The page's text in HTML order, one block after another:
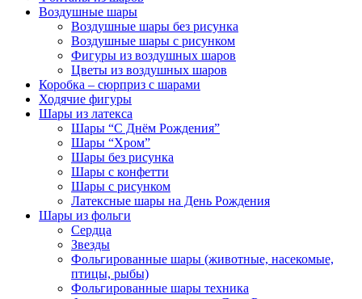
Воздушные шары
Воздушные шары без рисунка
Воздушные шары с рисунком
Фигуры из воздушных шаров
Цветы из воздушных шаров
Коробка – сюрприз с шарами
Ходячие фигуры
Шары из латекса
Шары “С Днём Рождения”
Шары “Хром”
Шары без рисунка
Шары с конфетти
Шары с рисунком
Латексные шары на День Рождения
Шары из фольги
Сердца
Звезды
Фольгированные шары (животные, насекомые,
птицы, рыбы)
Фольгированные шары техника